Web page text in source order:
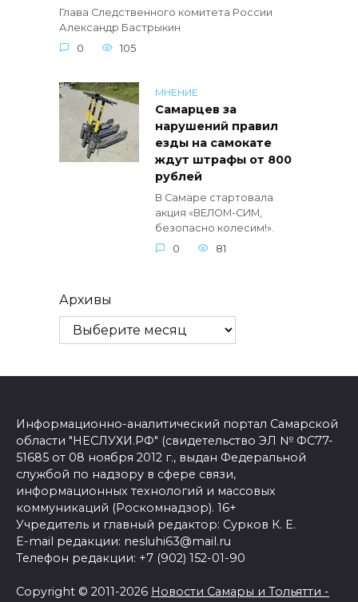
Глава Следственного комитета России
Александр Бастрыкин
0
105
МНЕНИЕ
Самарцев за
нарушений правил
езды на самокате
ждут штрафы от 800
рублей
В Самаре стартовала
акция «ВЕЛОМ-СИМ,
безопасно колесим!».
0
81
Архивы
Информационно-аналитический портал Самарской
области "НЕСЛУХИ.РФ" (свидетельство ЭЛ № ФС77-
51685 от 08 ноября 2012 г., выдан Федеральной
службой по надзору в сфере связи,
информационных технологий и массовых
коммуникаций (Роскомнадзор). 16+
Учредитель и главный редактор: Сурков К. Е.
E-mail редакции: nesluhi63@mail.ru
Телефон редакции: +7 (902) 152-01-90
Copyright © 2011-2026 Новости Самары и Тольятти -